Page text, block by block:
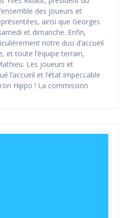
des joueurs et
ainsi que Georges
et dimanche. Enfin,
notre duo d’accueil
et toute l’équipe terrain,
Les joueurs et
l’accueil et l’état impeccable
Hippo ! La commission